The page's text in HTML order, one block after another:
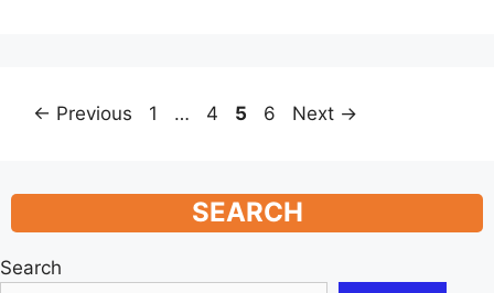
← Previous Page
1 … Page
4 Page
5 Page
6 Next →
SEARCH
Search